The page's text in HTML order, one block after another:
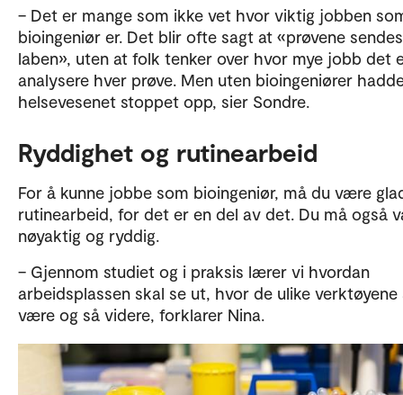
– Det er mange som ikke vet hvor viktig jobben
bioingeniør er. Det blir ofte sagt at «prøvene
laben», uten at folk tenker over hvor mye jobb det
analysere hver prøve. Men uten bioingeniører
helsevesenet stoppet opp, sier Sondre.
Ryddighet og rutinearbeid
For å kunne jobbe som bioingeniør, må du være
rutinearbeid, for det er en del av det. Du må også
nøyaktig og ryddig.
– Gjennom studiet og i praksis lærer vi hvordan
arbeidsplassen skal se ut, hvor de ulike verktøyene
være og så videre, forklarer Nina.